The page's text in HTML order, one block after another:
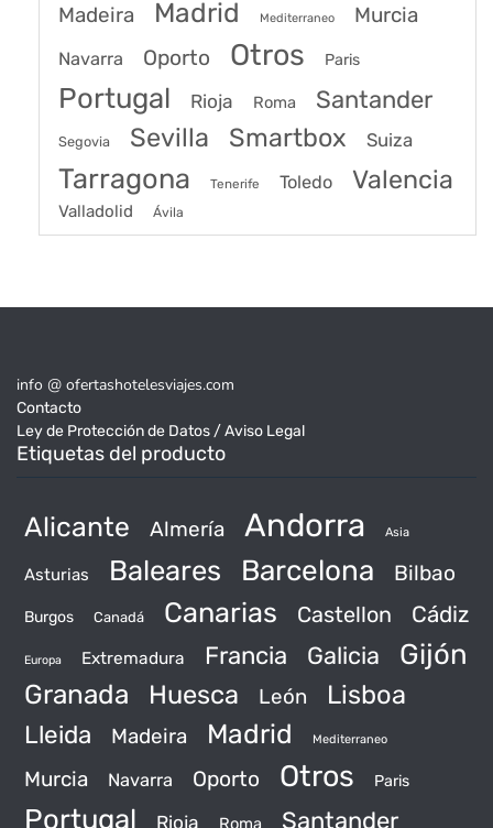
Madeira Madrid Mediterraneo Murcia
Navarra Oporto Otros Paris
Portugal Rioja Roma Santander
Segovia Sevilla Smartbox Suiza
Tarragona Tenerife Toledo Valencia
Valladolid Ávila
info @ ofertashotelesviajes.com
Contacto
Ley de Protección de Datos / Aviso Legal
Etiquetas del producto
Alicante Almería Andorra Asia
Asturias Baleares Barcelona Bilbao
Burgos Canadá Canarias Castellon Cádiz
Europa Extremadura Francia Galicia Gijón
Granada Huesca León Lisboa
Lleida Madeira Madrid Mediterraneo
Murcia Navarra Oporto Otros Paris
Portugal Rioja Roma Santander